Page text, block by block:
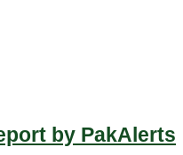
by PakAlerts